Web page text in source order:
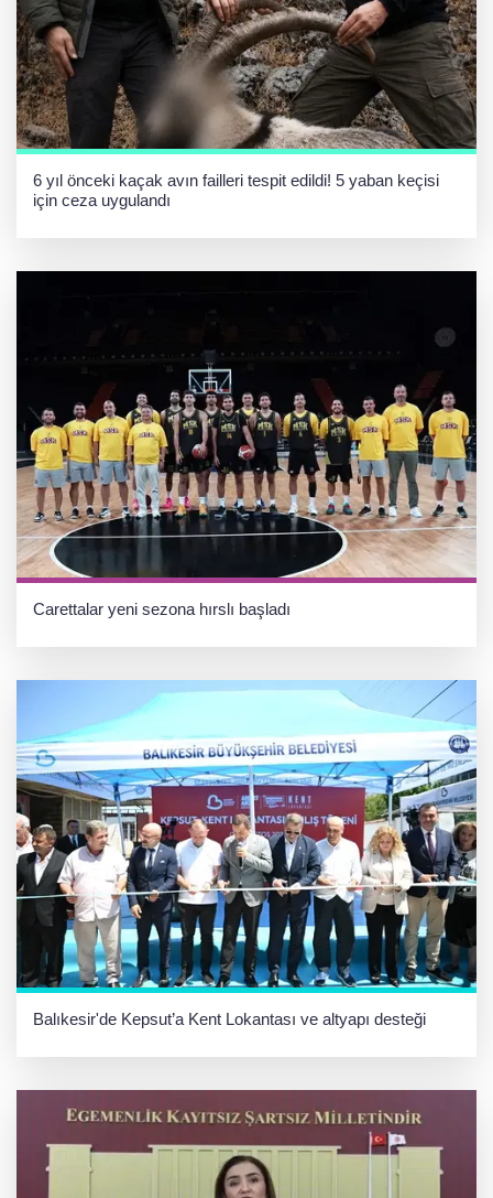
6 yıl önceki kaçak avın failleri tespit edildi! 5 yaban keçisi
için ceza uygulandı
Carettalar yeni sezona hırslı başladı
Balıkesir'de Kepsut’a Kent Lokantası ve altyapı desteği